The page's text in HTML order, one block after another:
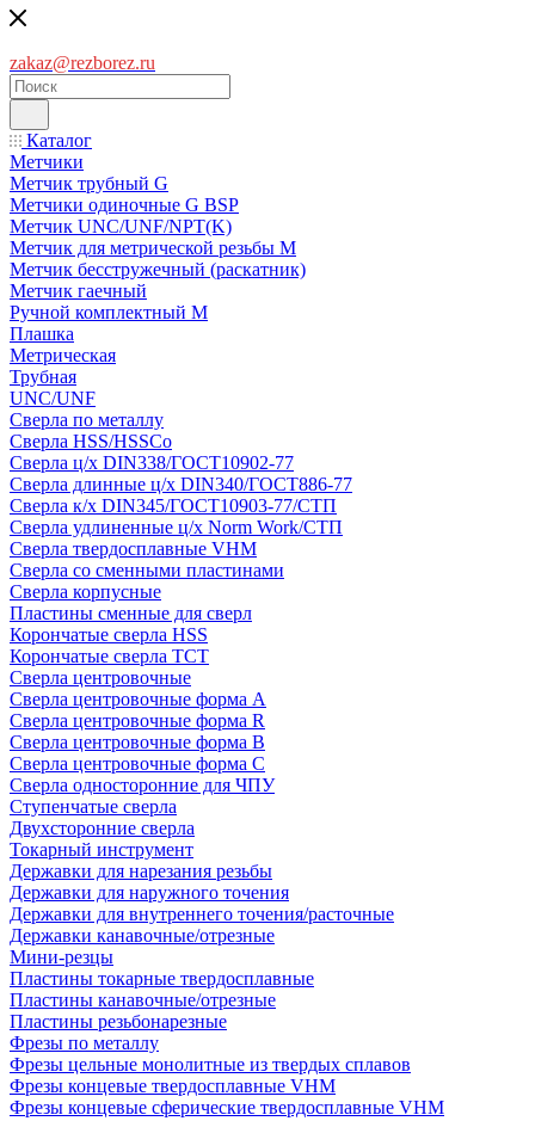
zakaz@rezborez.ru
Каталог
Метчики
Метчик трубный G
Метчики одиночные G BSP
Метчик UNC/UNF/NPT(K)
Метчик для метрической резьбы M
Метчик бесстружечный (раскатник)
Метчик гаечный
Ручной комплектный M
Плашка
Метрическая
Трубная
UNC/UNF
Сверла по металлу
Сверла HSS/HSSCo
Сверла ц/х DIN338/ГОСТ10902-77
Сверла длинные ц/х DIN340/ГОСТ886-77
Сверла к/х DIN345/ГОСТ10903-77/СТП
Сверла удлиненные ц/х Norm Work/СТП
Сверла твердосплавные VHM
Сверла со сменными пластинами
Сверла корпусные
Пластины сменные для сверл
Корончатые сверла HSS
Корончатые сверла TCT
Сверла центровочные
Сверла центровочные форма A
Сверла центровочные форма R
Сверла центровочные форма B
Сверла центровочные форма C
Сверла односторонние для ЧПУ
Ступенчатые сверла
Двухсторонние сверла
Токарный инструмент
Державки для нарезания резьбы
Державки для наружного точения
Державки для внутреннего точения/расточные
Державки канавочные/отрезные
Мини-резцы
Пластины токарные твердосплавные
Пластины канавочные/отрезные
Пластины резьбонарезные
Фрезы по металлу
Фрезы цельные монолитные из твердых сплавов
Фрезы концевые твердосплавные VHM
Фрезы концевые сферические твердосплавные VHM